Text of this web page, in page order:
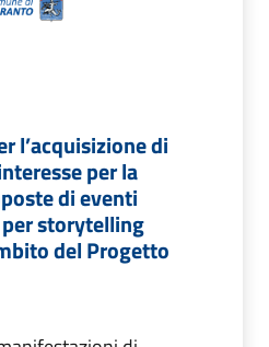
l’acquisizione di
per la
di eventi
storytelling
del Progetto